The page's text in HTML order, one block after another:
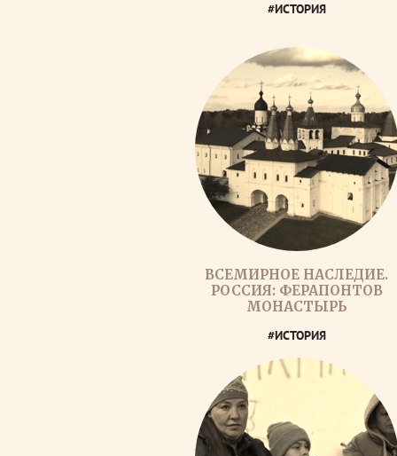
#ИСТОРИЯ
ВСЕМИРНОЕ НАСЛЕДИЕ.
РОССИЯ: ФЕРАПОНТОВ
МОНАСТЫРЬ
#ИСТОРИЯ